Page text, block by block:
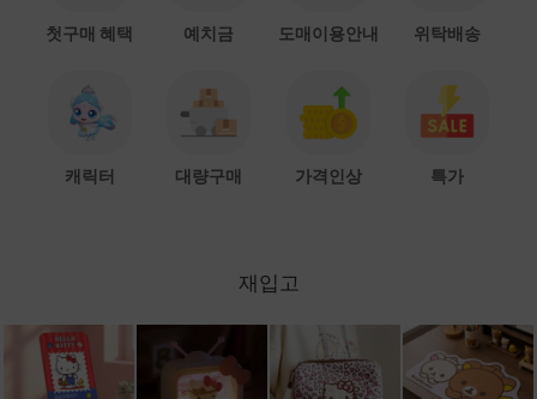
첫구매 혜택 예치금 도매이용안내 위탁배송
캐릭터 대량구매 가격인상 특가
재입고